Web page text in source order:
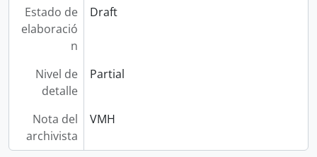
Estado de
elaboració
n
Draft
Nivel de
detalle
Partial
Nota del
archivista
VMH